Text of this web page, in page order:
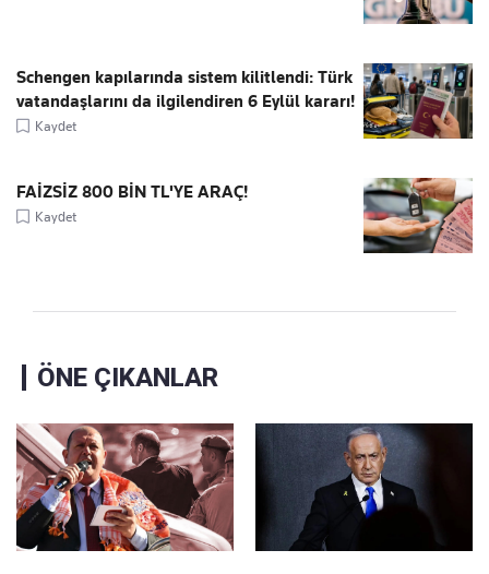
Schengen kapılarında sistem kilitlendi: Türk
vatandaşlarını da ilgilendiren 6 Eylül kararı!
Kaydet
FAİZSİZ 800 BİN TL'YE ARAÇ!
Kaydet
ÖNE ÇIKANLAR